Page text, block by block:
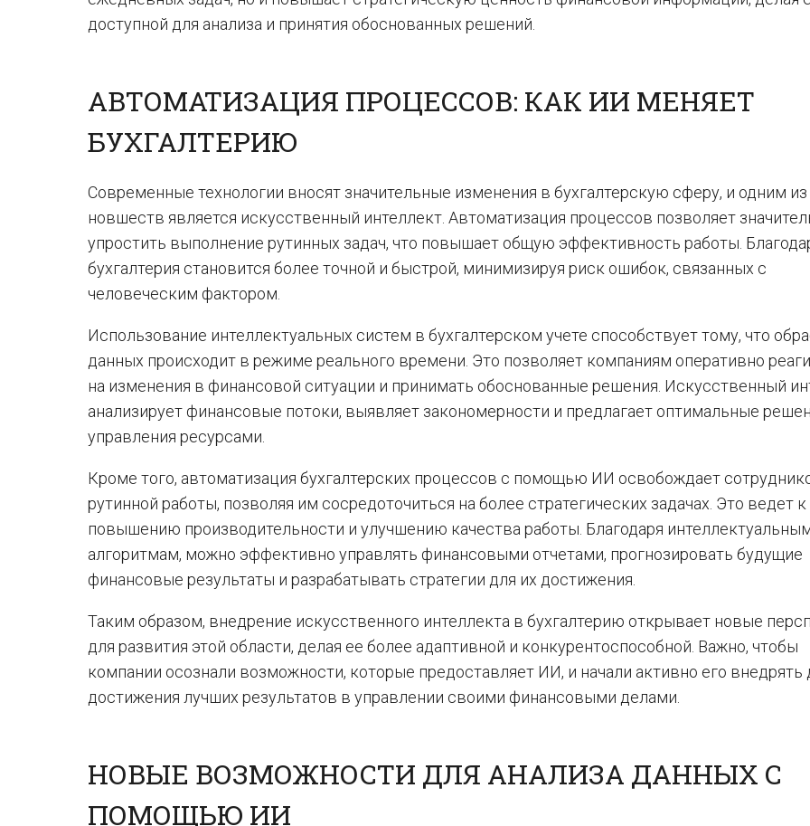
доступной для анализа и принятия обоснованных решений.
АВТОМАТИЗАЦИЯ ПРОЦЕССОВ: КАК ИИ МЕНЯЕТ
БУХГАЛТЕРИЮ
Современные технологии вносят значительные изменения в бухгалтерскую сферу, и одним из
новшеств является искусственный интеллект. Автоматизация процессов позволяет
упростить выполнение рутинных задач, что повышает общую эффективность работы.
бухгалтерия становится более точной и быстрой, минимизируя риск ошибок, связанных с
человеческим фактором.
Использование интеллектуальных систем в бухгалтерском учете способствует тому, что
данных происходит в режиме реального времени. Это позволяет компаниям оперативно
на изменения в финансовой ситуации и принимать обоснованные решения. Искусственный
анализирует финансовые потоки, выявляет закономерности и предлагает оптимальные
управления ресурсами.
Кроме того, автоматизация бухгалтерских процессов с помощью ИИ освобождает
рутинной работы, позволяя им сосредоточиться на более стратегических задачах. Это ведет к
повышению производительности и улучшению качества работы. Благодаря
алгоритмам, можно эффективно управлять финансовыми отчетами, прогнозировать будущие
финансовые результаты и разрабатывать стратегии для их достижения.
Таким образом, внедрение искусственного интеллекта в бухгалтерию открывает новые
для развития этой области, делая ее более адаптивной и конкурентоспособной. Важно, чтобы
компании осознали возможности, которые предоставляет ИИ, и начали активно его внедрять
достижения лучших результатов в управлении своими финансовыми делами.
НОВЫЕ ВОЗМОЖНОСТИ ДЛЯ АНАЛИЗА ДАННЫХ С
ПОМОЩЬЮ ИИ